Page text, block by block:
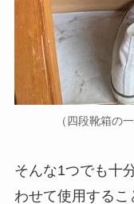
（四段靴箱の
そんな1つでも十
わせて使用する